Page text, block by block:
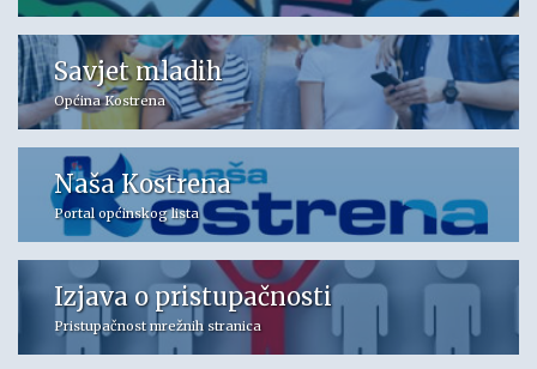
Savjet mladih
Općina Kostrena
Naša Kostrena
Portal općinskog lista
Izjava o pristupačnosti
Pristupačnost mrežnih stranica